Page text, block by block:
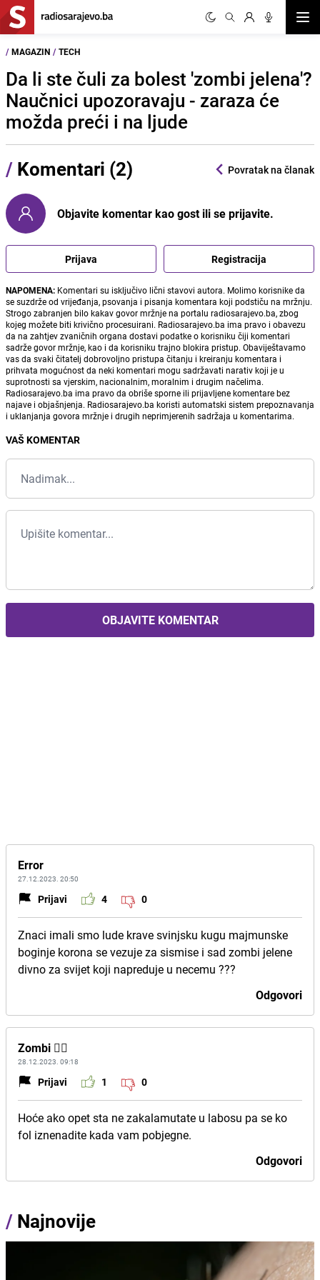
/ MAGAZIN / TECH
Da li ste čuli za bolest 'zombi jelena'?
Naučnici upozoravaju - zaraza će
možda preći i na ljude
/ Komentari (2) Povratak na članak
Objavite komentar kao gost ili se prijavite.
Prijava Registracija
NAPOMENA: Komentari su isključivo lični stavovi autora. Molimo korisnike da
se suzdrže od vrijeđanja, psovanja i pisanja komentara koji podstiču na mržnju.
Strogo zabranjen bilo kakav govor mržnje na portalu radiosarajevo.ba, zbog
kojeg možete biti krivično procesuirani. Radiosarajevo.ba ima pravo i obavezu
da na zahtjev zvaničnih organa dostavi podatke o korisniku čiji komentari
sadrže govor mržnje, kao i da korisniku trajno blokira pristup. Obaviještavamo
vas da svaki čitatelj dobrovoljno pristupa čitanju i kreiranju komentara i
prihvata mogućnost da neki komentari mogu sadržavati narativ koji je u
suprotnosti sa vjerskim, nacionalnim, moralnim i drugim načelima.
Radiosarajevo.ba ima pravo da obriše sporne ili prijavljene komentare bez
najave i objašnjenja. Radiosarajevo.ba koristi automatski sistem prepoznavanja
i uklanjanja govora mržnje i drugih neprimjerenih sadržaja u komentarima.
VAŠ KOMENTAR
OBJAVITE KOMENTAR
Error
27.12.2023. 20:50
Prijavi 4 0
Znaci imali smo lude krave svinjsku kugu majmunske
boginje korona se vezuje za sismise i sad zombi jelene
divno za svijet koji napreduje u necemu ???
Odgovori
Zombi 🧟‍♂️
28.12.2023. 09:18
Prijavi 1 0
Hoće ako opet sta ne zakalamutate u labosu pa se ko
fol iznenadite kada vam pobjegne.
Odgovori
/ Najnovije